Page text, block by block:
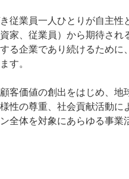
従業員一人ひとりが自主
家、従業員）から期待さ
る企業であり続けるため
す。
客価値の創出をはじめ、
性の尊重、社会貢献活動
全体を対象にあらゆる事業